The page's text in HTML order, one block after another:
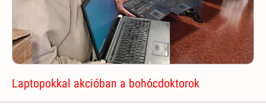
Laptopokkal akcióban a bohócdoktorok